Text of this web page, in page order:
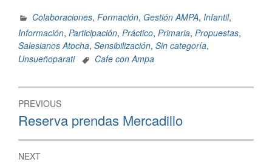
Colaboraciones, Formación, Gestión AMPA, Infantil,
Información, Participación, Práctico, Primaria, Propuestas,
Salesianos Atocha, Sensibilización, Sin categoría,
Unsueñoparati
Cafe con Ampa
PREVIOUS
Reserva prendas Mercadillo
NEXT